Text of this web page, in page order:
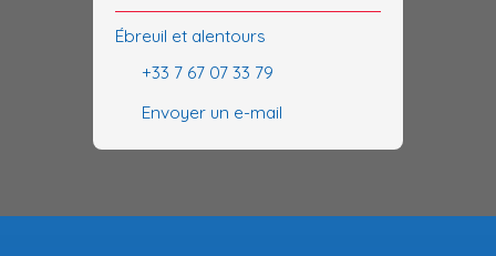
Ébreuil et alentours
+33 7 67 07 33 79
Envoyer un e-mail